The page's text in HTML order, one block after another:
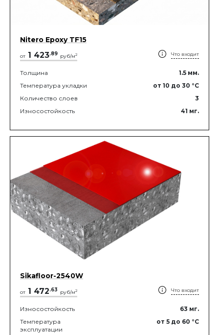
Nitero Epoxy TF15
от 1 423.89 руб/м2 Что входит
Толщина 1.5 мм.
Температура укладки
от 10 до 30 °C
Количество слоев
3
Износостойкость
41 мг.
Sikafloor-2540W
от 1 472.63 руб/м2 Что входит
Износостойкость 63 мг.
Температура
эксплуатации
от 5 до 60 °C